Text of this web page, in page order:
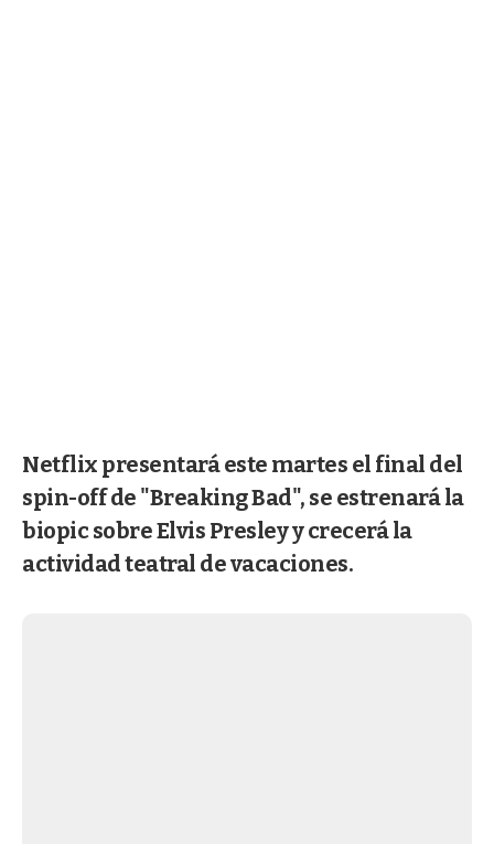
Netflix presentará este martes el final del
spin-off de "Breaking Bad", se estrenará la
biopic sobre Elvis Presley y crecerá la
actividad teatral de vacaciones.